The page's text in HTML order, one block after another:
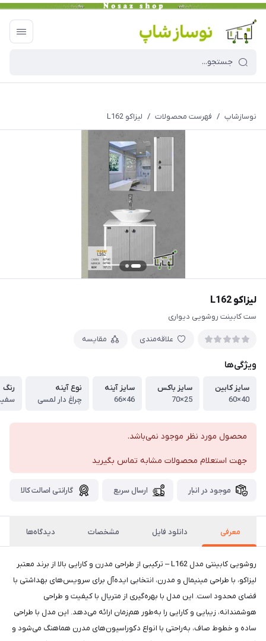
نوسازشاپ / فهرست محصولات / لیزاکو L162
لیزاکو L162
ست کابینت روشویی دیواری
علاقه‌مندی مقایسه
ویژگی‌ها
سایز کابین
40×60
سایز باکس
25×70
سایز آینه
46×66
نوع آینه
چراغ دار لمسی
رنگ
محصول مورد نظر موجود نمی‌باشد.
جهت استعلام محصولات مشابه تماس بگیرید
موجود در انبار ارسال سریع گارانتی اصالت کالا
معرفی دانلود فایل مشخصات دیدگاه‌ها
روشویی کابینتی مدل L162 – ترکیبی از طراحی مدرن و کارایی بالا از برند معتبر
لیزاکو، با طراحی مینیمال و مدرن، انتخابی ایده‌آل برای سرویس‌های بهداشتی با
فضای محدود است. این مدل با بهره‌گیری از متریال با کیفیت و طراحی
هوشمندانه، زیبایی و کارایی را به‌طور هم‌زمان ارائه می‌دهد. این مدل با طراحی
ساده و خطوط صاف، به‌راحتی با انواع دکوراسیون‌های مدرن هماهنگ می‌شود و